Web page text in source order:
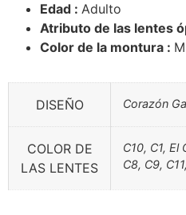
Edad : Adulto
Atributo de las lentes
Color de la montura :
DISEÑO Corazón
COLOR DE
LAS LENTES
C10, C1, El
C8, C9,